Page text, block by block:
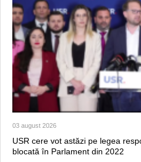
03 august 2026
USR cere vot astăzi pe legea
blocată în Parlament din 2022